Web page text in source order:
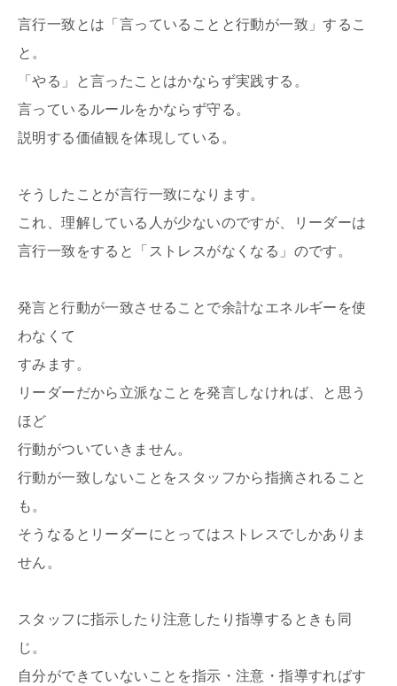
言行一致とは「言っていることと行動が一致」するこ
と。
「やる」と言ったことはかならず実践する。
言っているルールをかならず守る。
説明する価値観を体現している。
そうしたことが言行一致になります。
これ、理解している人が少ないのですが、リーダーは
言行一致をすると「ストレスがなくなる」のです。
発言と行動が一致させることで余計なエネルギーを使
わなくて
すみます。
リーダーだから立派なことを発言しなければ、と思う
ほど
行動がついていきません。
行動が一致しないことをスタッフから指摘されること
も。
そうなるとリーダーにとってはストレスでしかありま
せん。
スタッフに指示したり注意したり指導するときも同
じ。
自分ができていないことを指示・注意・指導すればす